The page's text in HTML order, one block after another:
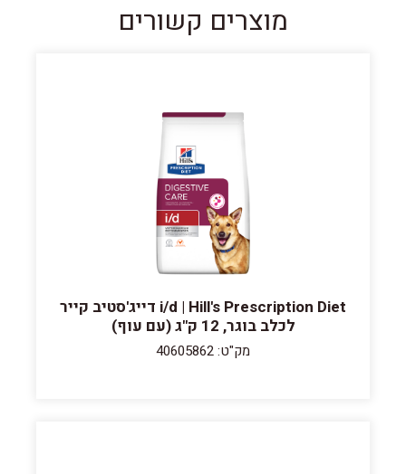
מוצרים קשורים
i/d | Hill's Prescription Diet דייג'סטיב קייר
לכלב בוגר, 12 ק"ג (עם עוף)
מק"ט: 40605862